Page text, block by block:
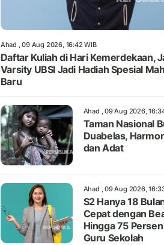
Ahad , 09 Aug 2026, 16:42 WIB
Daftar Kuliah di Hari Kemerdekaan,
Varsity UBSI Jadi Hadiah Spesial
Baru
Ahad , 09 Aug 2026,
Taman Nasional
Duabelas,
dan Adat
Ahad , 09 Aug 2026,
S2 Hanya 18
Cepat dengan
Hingga 75
Guru Sekolah